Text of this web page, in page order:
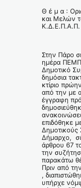
Θ έ μ α :
και Μελών
Κ.Δ.Ε.Π.Α.Π.
Στην Πάρο
ημέρα
Δημοτικό
δημόσια
κτίριο
από την με
έγγραφη
επιδόθηκε
Δημοτικούς
Δήμαρχο,
άρθρου 67
την
παρακάτω
Πριν από
,
υπήρχε